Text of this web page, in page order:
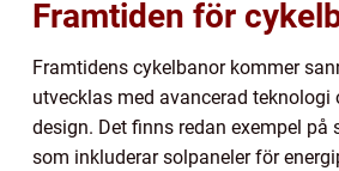
Framtiden för
Framtidens cykelbanor kommer
utvecklas med avancerad teknologi
design. Det finns redan exempel på
som inkluderar solpaneler för